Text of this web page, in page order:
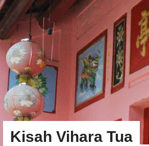
Kisah Vihara Tua